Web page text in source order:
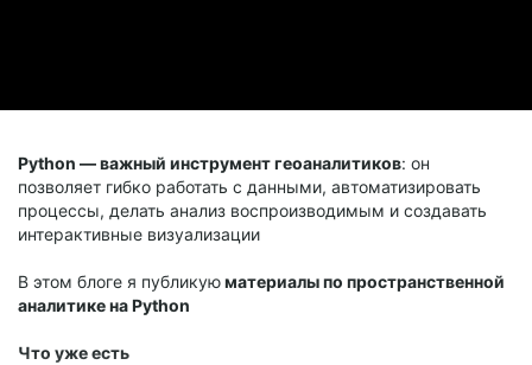
Python — важный инструмент геоаналитиков: он
позволяет гибко работать с данными, автоматизировать
процессы, делать анализ воспроизводимым и создавать
интерактивные визуализации
В этом блоге я публикуюматериалы по пространственной
аналитике на Python
Что уже есть